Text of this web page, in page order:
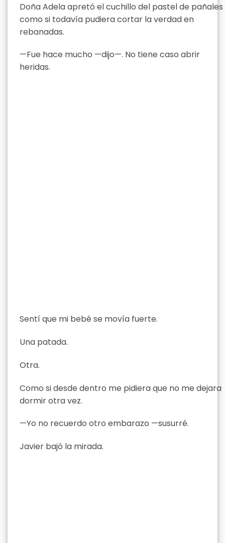
Doña Adela apretó el cuchillo del pastel de pañales
como si todavía pudiera cortar la verdad en
rebanadas.
—Fue hace mucho —dijo—. No tiene caso abrir
heridas.
Sentí que mi bebé se movía fuerte.
Una patada.
Otra.
Como si desde dentro me pidiera que no me dejara
dormir otra vez.
—Yo no recuerdo otro embarazo —susurré.
Javier bajó la mirada.